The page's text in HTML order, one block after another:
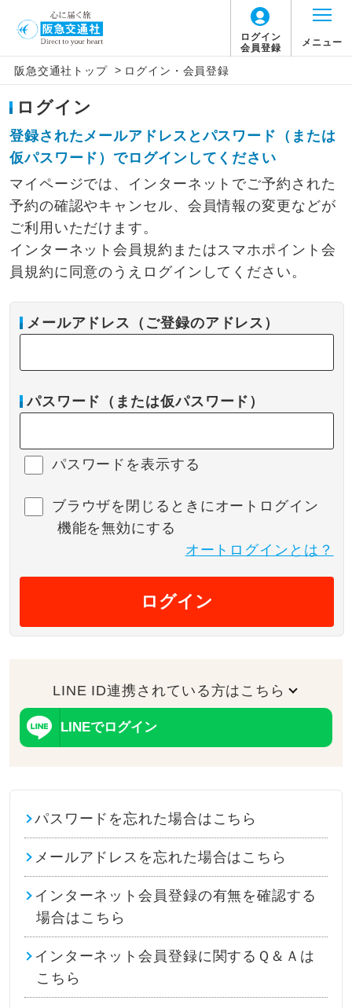
ログイン
会員登録
メニュー
阪急交通社トップ > ログイン・会員登録
ログイン
登録されたメールアドレスとパスワード（または
仮パスワード）でログインしてください
マイページでは、インターネットでご予約された
予約の確認やキャンセル、会員情報の変更などが
ご利用いただけます。
インターネット会員規約またはスマホポイント会
員規約に同意のうえログインしてください。
メールアドレス（ご登録のアドレス）
パスワード（または仮パスワード）
パスワードを表示する
ブラウザを閉じるときにオートログイン
機能を無効にする
オートログインとは？
ログイン
LINE ID連携されている方はこちら
LINEでログイン
パスワードを忘れた場合はこちら
メールアドレスを忘れた場合はこちら
インターネット会員登録の有無を確認する
場合はこちら
インターネット会員登録に関するＱ＆Ａは
こちら